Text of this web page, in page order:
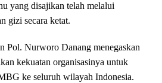
yang disajikan telah melalui
gizi secara ketat.
Pol. Nurworo Danang menegaskan
kekuatan organisasinya untuk
ke seluruh wilayah Indonesia.